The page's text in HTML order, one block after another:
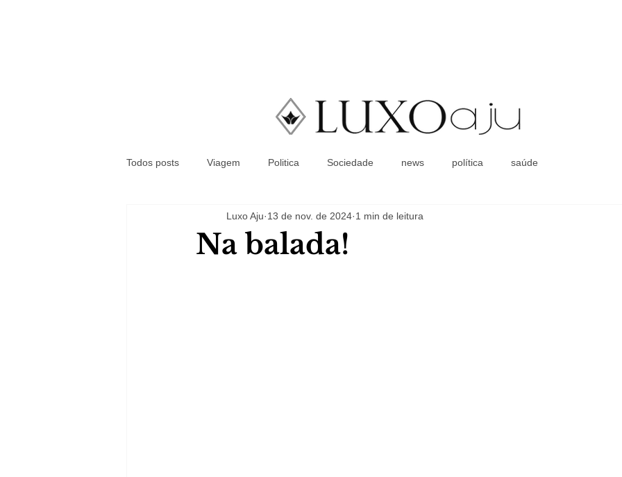
Coluna Social
Todos posts Viagem Politica Sociedade news política saúde
Na balada!
Luxo Aju 13 de nov. de 2024 1 min de leitura